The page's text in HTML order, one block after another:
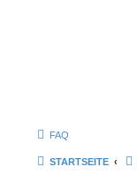
FAQ
STARTSEITE